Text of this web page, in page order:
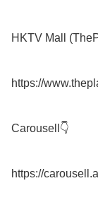
HKTV Mall
https://
Carousell👇